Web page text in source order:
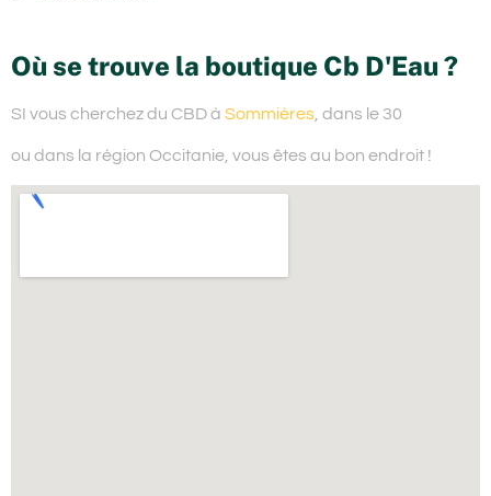
Où se trouve la boutique Cb D'Eau ?
SI vous cherchez du CBD à Sommières , dans le 30
ou dans la région Occitanie, vous êtes au bon endroit !